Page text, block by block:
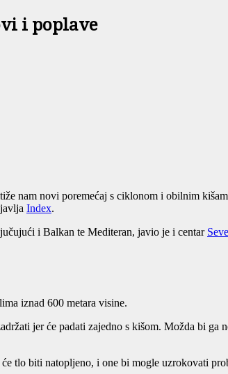
i poplave
nam novi poremećaj s ciklonom i obilnim
Index.
i Balkan te Mediteran, javio je i centar
iznad 600 metara visine.
jer će padati zajedno s kišom. Možda bi
tlo biti natopljeno, i one bi mogle uzrokovati